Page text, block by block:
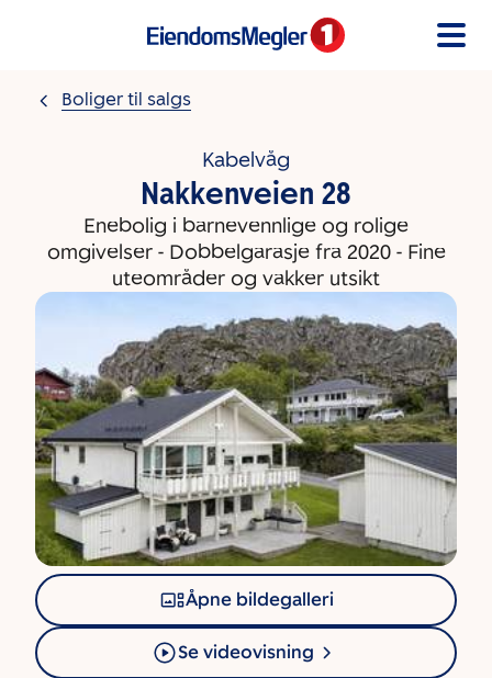
Boliger til salgs
Kabelvåg
Nakkenveien 28
Enebolig i barnevennlige og rolige
omgivelser - Dobbelgarasje fra 2020 - Fine
uteområder og vakker utsikt
Åpne bildegalleri
Se videovisning